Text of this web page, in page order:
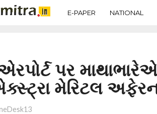
E-PAPER NATIONAL
પર
મેરિટલ